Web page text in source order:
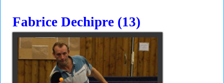
Fabrice Dechipre (13)